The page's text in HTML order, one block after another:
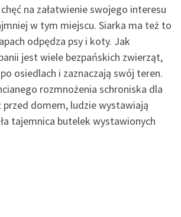
na załatwienie swojego interesu
w tym miejscu. Siarka ma też to
odpędza psy i koty. Jak
jest wiele bezpańskich zwierząt,
osiedlach i zaznaczają swój teren.
rozmnożenia schroniska dla
domem, ludzie wystawiają
tajemnica butelek wystawionych